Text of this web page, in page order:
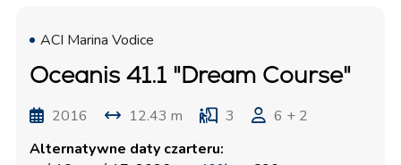
ACI Marina Vodice
Oceanis 41.1 "Dream Course"
2016 12.43 m 3
6 + 2
Alternatywne daty czarteru: